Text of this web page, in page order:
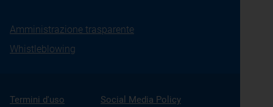
Amministrazione trasparente
Whistleblowing
Termini d'uso Social Media Policy